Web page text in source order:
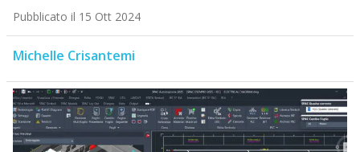
Pubblicato il 15 Ott 2024
Michelle Crisantemi